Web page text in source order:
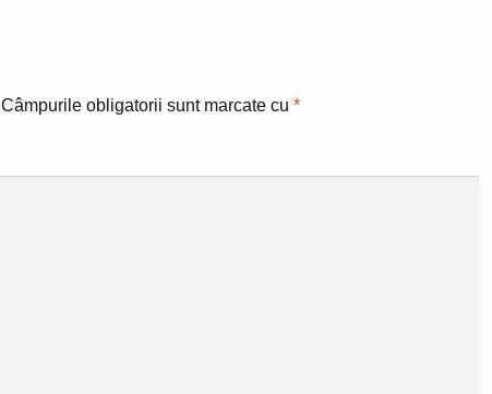
Câmpurile obligatorii sunt marcate cu *